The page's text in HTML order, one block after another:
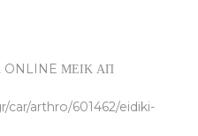
ΜΕΙΚ ΑΠ
arthro/601462/eidiki-